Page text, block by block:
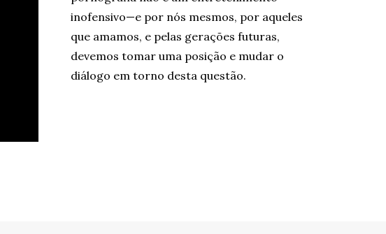
inofensivo—e por nós mesmos, por aqueles
que amamos, e pelas gerações futuras,
devemos tomar uma posição e mudar o
diálogo em torno desta questão.